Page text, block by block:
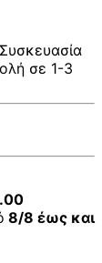
σε 1-3
8/8 έως και